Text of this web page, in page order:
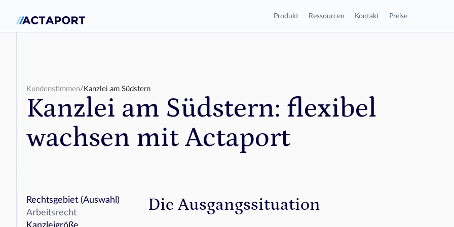
Produkt Ressourcen Kontakt Preise
Kundenstimmen/Kanzlei am Südstern
Kanzlei am Südstern: flexibel
wachsen mit Actaport
Rechtsgebiet (Auswahl)
Arbeitsrecht
Die Ausgangssituation